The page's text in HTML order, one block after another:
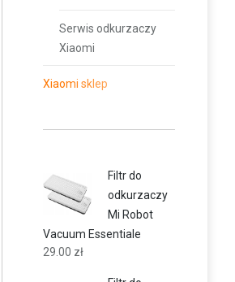
Serwis odkurzaczy
Xiaomi
Xiaomi sklep
Filtr do
odkurzaczy
Mi Robot
Vacuum Essentiale
29.00 zł